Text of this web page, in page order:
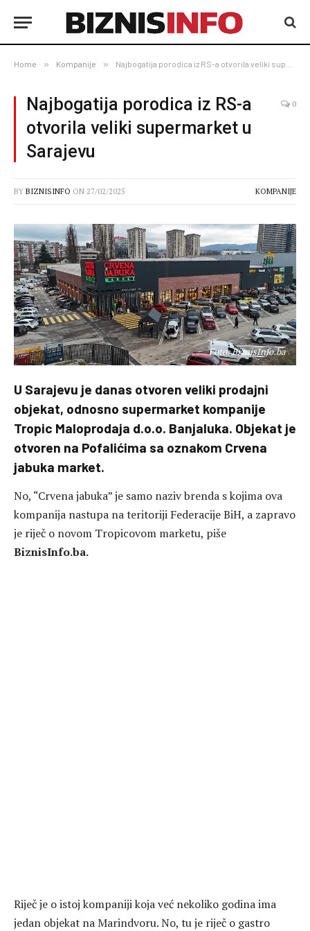
Home » Kompanije » Najbogatija porodica iz RS-a otvorila veliki supermarket u Sarajevu
Najbogatija porodica iz RS-a
otvorila veliki supermarket u
Sarajevu
0
BY BIZNISINFO ON 27/02/2025 KOMPANIJE
Foto: BiznisInfo.ba
U Sarajevu je danas otvoren veliki prodajni
objekat, odnosno supermarket kompanije
Tropic Maloprodaja d.o.o. Banjaluka. Objekat je
otvoren na Pofalićima sa oznakom Crvena
jabuka market.
No, “Crvena jabuka” je samo naziv brenda s kojima ova
kompanija nastupa na teritoriji Federacije BiH, a zapravo
je riječ o novom Tropicovom marketu, piše
BiznisInfo.ba.
Riječ je o istoj kompaniji koja već nekoliko godina ima
jedan objekat na Marindvoru. No, tu je riječ o gastro